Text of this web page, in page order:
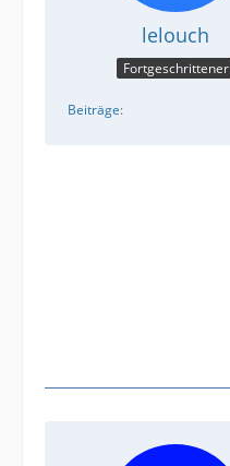
lelouch
Fortgeschrittener
Beiträge